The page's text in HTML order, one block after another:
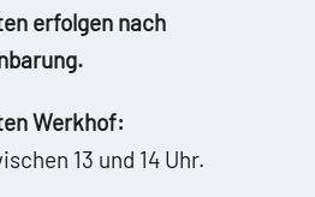
erfolgen nach
Werkhof:
13 und 14 Uhr.